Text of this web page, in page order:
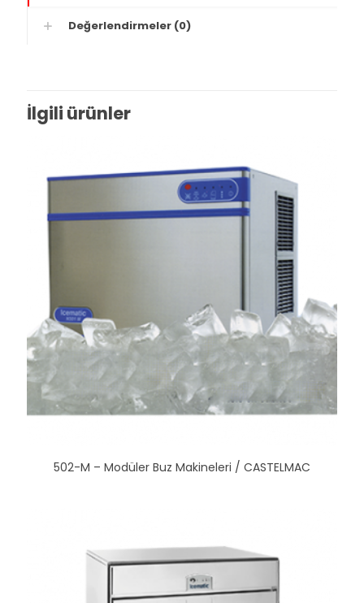
Değerlendirmeler (0)
İlgili ürünler
502-M – Modüler Buz Makineleri / CASTELMAC